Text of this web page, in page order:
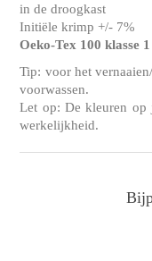
in de droogkast
Initiële krimp +/- 7%
Oeko-Tex 100 klasse
Tip: voor het
voorwassen.
Let op: De kleuren op
werkelijkheid.